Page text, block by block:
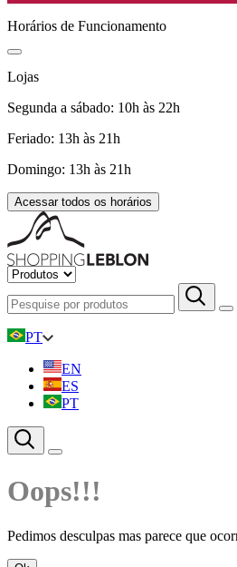
Horários de Funcionamento
Lojas
Segunda a sábado: 10h às 22h
Feriado: 13h às 21h
Domingo: 13h às 21h
Acessar todos os horários
PT
EN
ES
PT
Oops!!!
Pedimos desculpas mas parece que